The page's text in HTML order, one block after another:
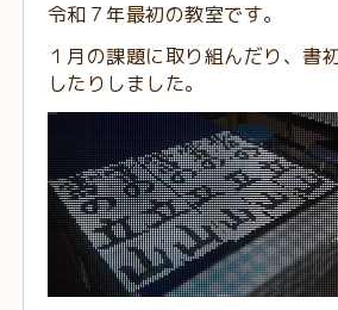
令和７年最初の教室です。
１月の課題に取り組んだり、書
したりしました。